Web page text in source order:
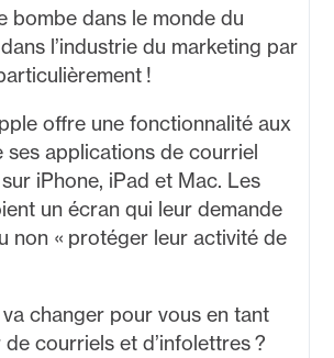
bombe dans le monde du
l’industrie du marketing par
!
offre une fonctionnalité aux
ses applications de courriel
iPhone, iPad et Mac. Les
un écran qui leur demande
non « protéger leur activité de
va changer pour vous en tant
de courriels et d’infolettres ?